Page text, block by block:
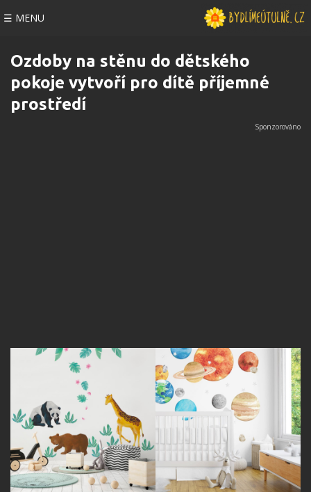
☰ MENU
Ozdoby na stěnu do dětského
pokoje vytvoří pro dítě příjemné
prostředí